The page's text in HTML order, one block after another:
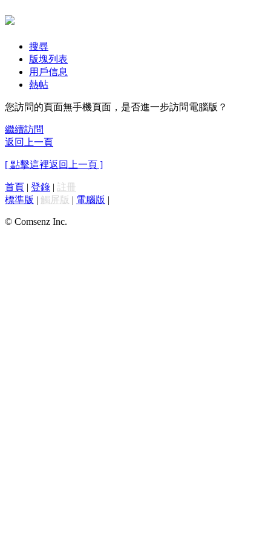
搜尋
版塊列表
用戶信息
熱帖
您訪問的頁面無手機頁面，是否進一步訪問電腦版？
繼續訪問
返回上一頁
[ 點擊這裡返回上一頁 ]
首頁 | 登錄 | 註冊
標準版 | 觸屏版 | 電腦版 |
© Comsenz Inc.